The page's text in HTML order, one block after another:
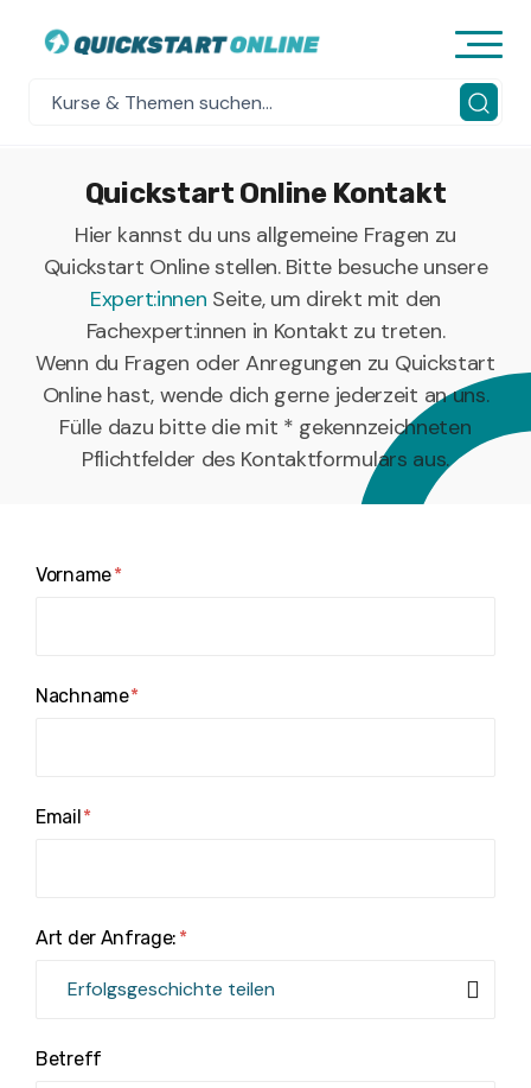
Quickstart Online Kontakt
Hier kannst du uns allgemeine Fragen zu
Quickstart Online stellen. Bitte besuche unsere
Expert:innen Seite, um direkt mit den
Fachexpert:innen in Kontakt zu treten.
Wenn du Fragen oder Anregungen zu Quickstart
Online hast, wende dich gerne jederzeit an uns.
Fülle dazu bitte die mit * gekennzeichneten
Pflichtfelder des Kontaktformulars aus.
Vorname
Nachname
Email
Art der Anfrage:
Betreff